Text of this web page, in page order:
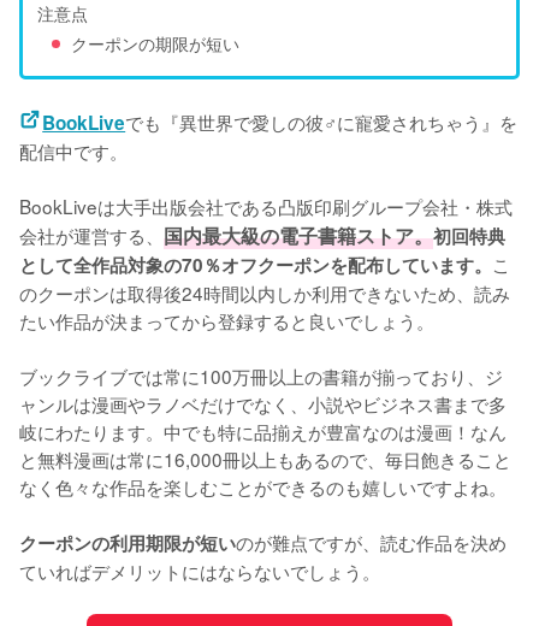
注意点
クーポンの期限が短い
BookLiveでも『異世界で愛しの彼♂に寵愛されちゃう』を
配信中です。
BookLiveは大手出版会社である凸版印刷グループ会社・株式
会社が運営する、 国内最大級の電子書籍ストア。初回特典
として全作品対象の70％オフクーポンを配布しています。 こ
のクーポンは取得後24時間以内しか利用できないため、読み
たい作品が決まってから登録すると良いでしょう。
ブックライブでは常に100万冊以上の書籍が揃っており、ジ
ャンルは漫画やラノベだけでなく、小説やビジネス書まで多
岐にわたります。中でも特に品揃えが豊富なのは漫画！なん
と無料漫画は常に16,000冊以上もあるので、毎日飽きること
なく色々な作品を楽しむことができるのも嬉しいですよね。
クーポンの利用期限が短いのが難点ですが、読む作品を決め
ていればデメリットにはならないでしょう。